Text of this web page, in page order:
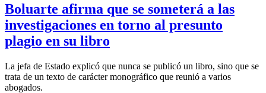
Boluarte afirma que se someterá a las
investigaciones en torno al presunto
plagio en su libro
La jefa de Estado explicó que nunca se publicó un libro, sino que se
trata de un texto de carácter monográfico que reunió a varios
abogados.